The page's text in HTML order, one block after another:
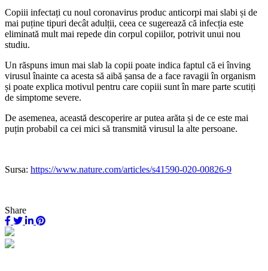
Copiii infectați cu noul coronavirus produc anticorpi mai slabi și de
mai puține tipuri decât adulții, ceea ce sugerează că infecția este
eliminată mult mai repede din corpul copiilor, potrivit unui nou
studiu.
Un răspuns imun mai slab la copii poate indica faptul că ei înving
virusul înainte ca acesta să aibă șansa de a face ravagii în organism
și poate explica motivul pentru care copiii sunt în mare parte scutiți
de simptome severe.
De asemenea, această descoperire ar putea arăta și de ce este mai
puțin probabil ca cei mici să transmită virusul la alte persoane.
Sursa: https://www.nature.com/articles/s41590-020-00826-9
Share